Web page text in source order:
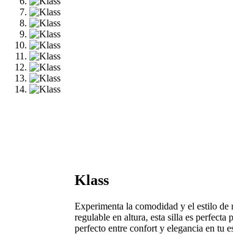
Klass
Experimenta la comodidad y el estilo de
regulable en altura, esta silla es
perfecto entre confort y elegancia en tu